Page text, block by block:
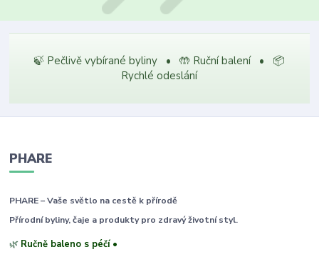
🍃 Pečlivě vybírané byliny • 🤲 Ruční balení • 📦
Rychlé odeslání
PHARE
PHARE – Vaše světlo na cestě k přírodě
Přírodní byliny, čaje a produkty pro zdravý životní styl.
🌿 Ručně baleno s péčí •